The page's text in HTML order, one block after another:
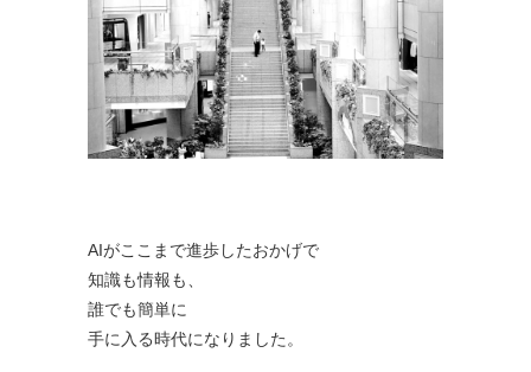
AIがここまで進歩したおかげで
知識も情報も、
誰でも簡単に
手に入る時代になりました。